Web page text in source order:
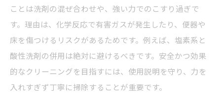
ことは洗剤の混ぜ合わせや、強い力でのこすり過ぎで
す。理由は、化学反応で有害ガスが発生したり、便器や
床を傷つけるリスクがあるためです。例えば、塩素系と
酸性洗剤の併用は絶対に避けるべきです。安全かつ効果
的なクリーニングを目指すには、使用説明を守り、力を
入れすぎず丁寧に掃除することが重要です。